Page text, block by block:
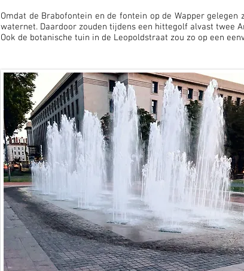
Omdat de Brabofontein en de fontein op de Wapper
waternet. Daardoor zouden tijdens een hittegolf alvast twee
Ook de botanische tuin in de Leopoldstraat zou zo op een